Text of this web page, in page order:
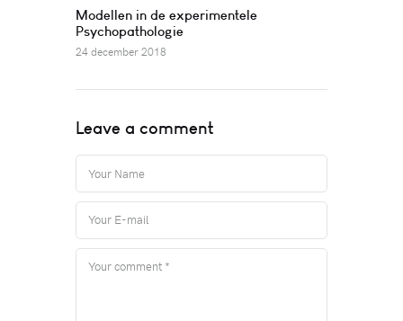
Modellen in de experimentele
Psychopathologie
24 december 2018
Leave a comment